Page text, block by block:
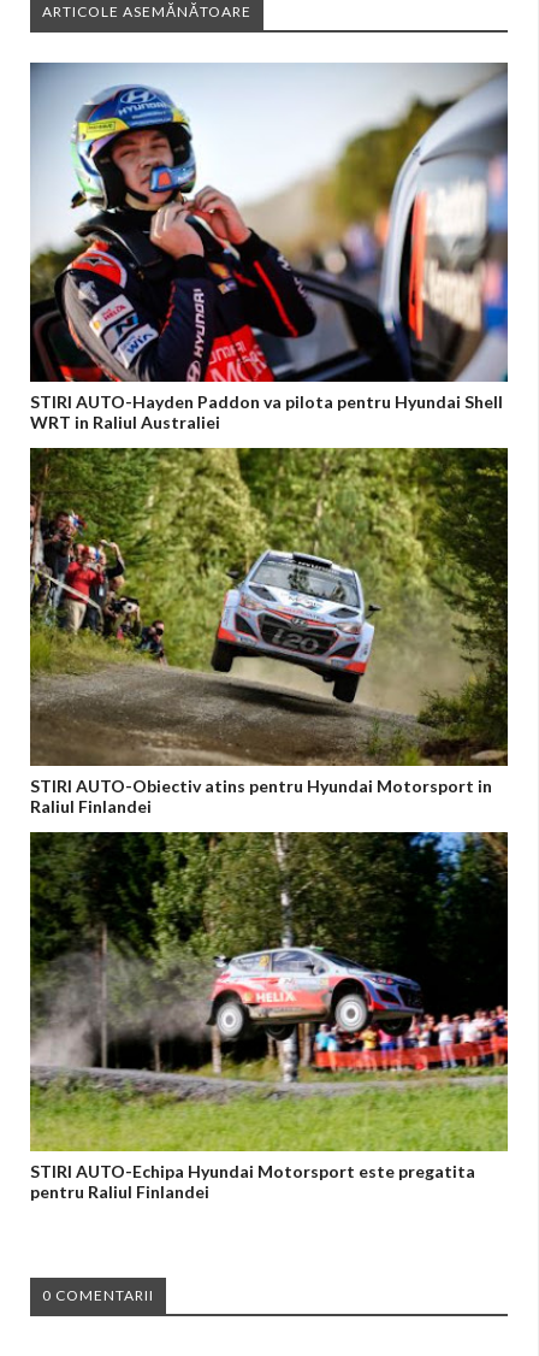
ARTICOLE ASEMĂNĂTOARE
STIRI AUTO-Hayden Paddon va pilota pentru Hyundai Shell
WRT in Raliul Australiei
STIRI AUTO-Obiectiv atins pentru Hyundai Motorsport in
Raliul Finlandei
STIRI AUTO-Echipa Hyundai Motorsport este pregatita
pentru Raliul Finlandei
0 COMENTARII